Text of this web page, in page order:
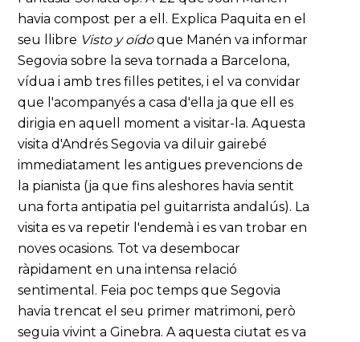
havia compost per a ell. Explica Paquita en el
seu llibre Visto y oídoque Manén va informar
Segovia sobre la seva tornada a Barcelona,
vídua i amb tres filles petites, i el va convidar
que l'acompanyés a casa d'ella ja que ell es
dirigia en aquell moment a visitar-la. Aquesta
visita d'Andrés Segovia va diluir gairebé
immediatament les antigues prevencions de
la pianista (ja que fins aleshores havia sentit
una forta antipatia pel guitarrista andalús). La
visita es va repetir l'endemà i es van trobar en
noves ocasions. Tot va desembocar
ràpidament en una intensa relació
sentimental. Feia poc temps que Segovia
havia trencat el seu primer matrimoni, però
seguia vivint a Ginebra. A aquesta ciutat es va